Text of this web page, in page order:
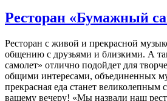
Ресторан «Бумажный
Ресторан с живой и прекрасной
общению с друзьями и близкими. А
самолет» отлично подойдет для
общими интересами, объединенных
прекрасная еда станет великолепным
вашему вечеру! «Мы назвали наш